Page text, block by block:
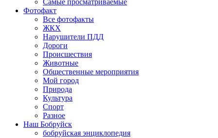
Самые просматриваемые
Фотофакт
Все фотофакты
ЖКХ
Нарушители ПДД
Дороги
Происшествия
Животные
Общественные мероприятия
Мой город
Природа
Культура
Спорт
Разное
Наш Бобруйск
бобруйская энциклопедия